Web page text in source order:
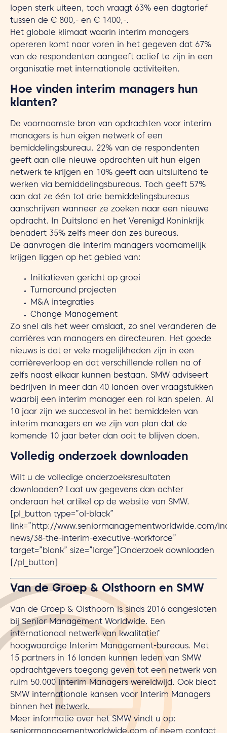
lopen sterk uiteen, toch vraagt 63% een dagtarief
tussen de € 800,- en € 1400,-.
Het globale klimaat waarin interim managers
opereren komt naar voren in het gegeven dat 67%
van de respondenten aangeeft actief te zijn in een
organisatie met internationale activiteiten.
Hoe vinden interim managers hun
klanten?
De voornaamste bron van opdrachten voor interim
managers is hun eigen netwerk of een
bemiddelingsbureau. 22% van de respondenten
geeft aan alle nieuwe opdrachten uit hun eigen
netwerk te krijgen en 10% geeft aan uitsluitend te
werken via bemiddelingsbureaus. Toch geeft 57%
aan dat ze één tot drie bemiddelingsbureaus
aanschrijven wanneer ze zoeken naar een nieuwe
opdracht. In Duitsland en het Verenigd Koninkrijk
benadert 35% zelfs meer dan zes bureaus.
De aanvragen die interim managers voornamelijk
krijgen liggen op het gebied van:
Initiatieven gericht op groei
Turnaround projecten
M&A integraties
Change Management
Zo snel als het weer omslaat, zo snel veranderen de
carrières van managers en directeuren. Het goede
nieuws is dat er vele mogelijkheden zijn in een
carrièreverloop en dat verschillende rollen na of
zelfs naast elkaar kunnen bestaan. SMW adviseert
bedrijven in meer dan 40 landen over vraagstukken
waarbij een interim manager een rol kan spelen. Al
10 jaar zijn we succesvol in het bemiddelen van
interim managers en we zijn van plan dat de
komende 10 jaar beter dan ooit te blijven doen.
Volledig onderzoek downloaden
Wilt u de volledige onderzoeksresultaten
downloaden? Laat uw gegevens dan achter
onderaan het artikel op de website van SMW.
[pl_button type=”ol-black”
link=”http://www.seniormanagementworldwide.com/
news/38-the-interim-executive-workforce”
target=”blank” size=”large”]Onderzoek downloaden
[/pl_button]
Van de Groep & Olsthoorn en SMW
Van de Groep & Olsthoorn is sinds 2016 aangesloten
bij Senior Management Worldwide. Een
internationaal netwerk van kwalitatief
hoogwaardige Interim Management-bureaus. Met
15 partners in 16 landen kunnen leden van SMW
opdrachtgevers toegang geven tot een netwerk van
ruim 50.000 Interim Managers wereldwijd. Ook biedt
SMW internationale kansen voor Interim Managers
binnen het netwerk.
Meer informatie over het SMW vindt u op:
seniormanagementworldwide.com of neem contact